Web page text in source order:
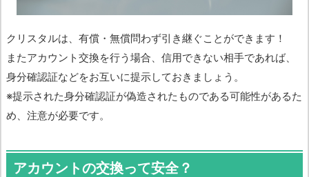
クリスタルは、有償・無償問わず引き継ぐことができます！
またアカウント交換を行う場合、信用できない相手であれば、
身分確認証などをお互いに提示しておきましょう。
※提示された身分確認証が偽造されたものである可能性があるた
め、注意が必要です。
アカウントの交換って安全？